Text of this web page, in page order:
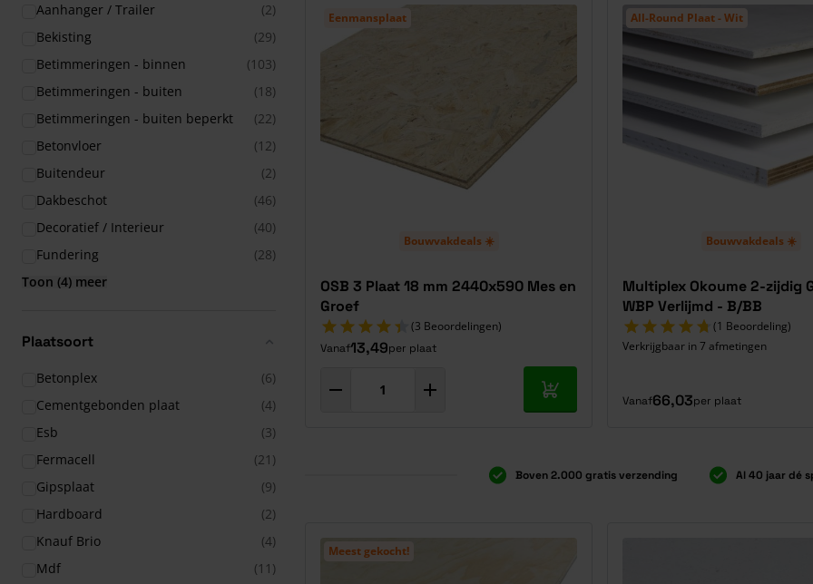
Aanhanger / Trailer
(2)
Bekisting
(29)
Betimmeringen - binnen
(103)
Betimmeringen - buiten
(18)
Betimmeringen - buiten beperkt
(22)
Betonvloer
(12)
Buitendeur
(2)
Dakbeschot
(46)
Decoratief / Interieur
(40)
Fundering
(28)
Toon (4) meer
Plaatsoort
Betonplex
(6)
Cementgebonden plaat
(4)
Esb
(3)
Fermacell
(21)
Gipsplaat
(9)
Hardboard
(2)
Knauf Brio
(4)
Mdf
(11)
Bouwvakdeals ☀️
Eenmansplaat
OSB 3 Plaat 18 mm 2440x590 Mes en
Groef
(3 Beoordelingen)
Vanaf13,49per plaat
In mijn winkelwagen
Bouwvakdeals ☀️
All-Round Plaat - Wit
Multiplex Okoume 2-zijdig
WBP Verlijmd - B/BB
(1 Beoordeling)
Verkrijgbaar in 7 afmetingen
Vanaf66,03per plaat
Boven 2.000 gratis verzending Al 40 jaar dé
Meest gekocht!